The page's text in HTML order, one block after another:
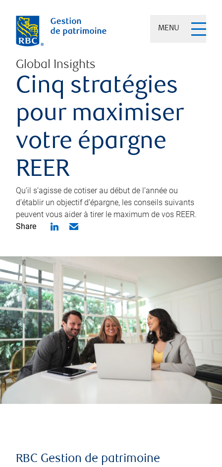
MENU
Global Insights
Cinq stratégies
pour maximiser
votre épargne
REER
Qu’il s’agisse de cotiser au début de l’année ou
d’établir un objectif d’épargne, les conseils suivants
peuvent vous aider à tirer le maximum de vos REER.
Share
RBC Gestion de patrimoine